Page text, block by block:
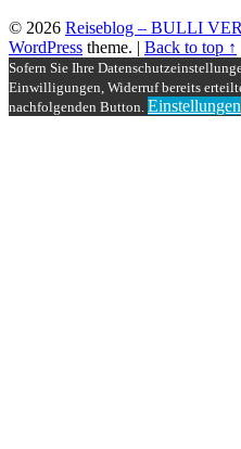
© 2026 Reiseblog – BULLI
WordPress theme. | Back to top ↑
Sofern Sie Ihre
Einwilligungen, Widerruf bereits
nachfolgenden Button. Einstellungen